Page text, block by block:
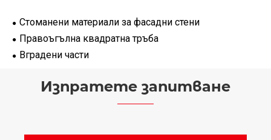
Стоманени материали за фасадни стени
Правоъгълна квадратна тръба
Вградени части
Изпратете запитване